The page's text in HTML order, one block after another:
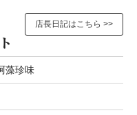
店長日記はこちら >>
藻珍味